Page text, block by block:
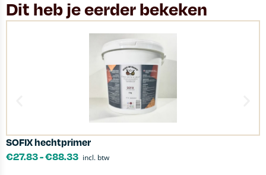
Dit heb je eerder bekeken
SOFIX hechtprimer
€27.83-€88.33 incl. btw